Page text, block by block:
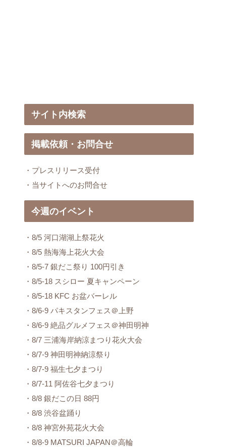
サイト内検索
掲載依頼・お問合せ
・プレスリリース受付
・当サイトへのお問合せ
今週のイベント
・8/5 河口湖湖上祭花火
・8/5 熱海海上花火大会
・8/5-7 銀だこ祭り 100円引き
・8/5-18 スシロー 夏キャンペーン
・8/5-18 KFC お盆バーレル
・8/6-9 パキスタンフェス＠上野
・8/6-9 絶品グルメフェス＠神田明神
・8/7 三浦海岸納涼まつり花火大会
・8/7-9 神田明神納涼祭り
・8/7-9 福生七夕まつり
・8/7-11 阿佐谷七夕まつり
・8/8 銀だこの日 88円
・8/8 渋谷盆踊り
・8/8 神宮外苑花火大会
・8/8-9 MATSURI JAPAN＠高輪